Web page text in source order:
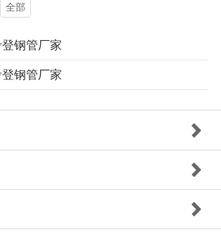
全部
钢管厂家
钢管厂家